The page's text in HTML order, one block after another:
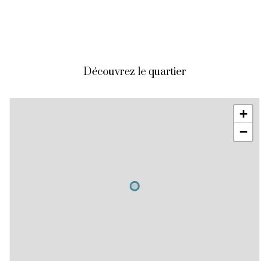
Découvrez le quartier
+
−